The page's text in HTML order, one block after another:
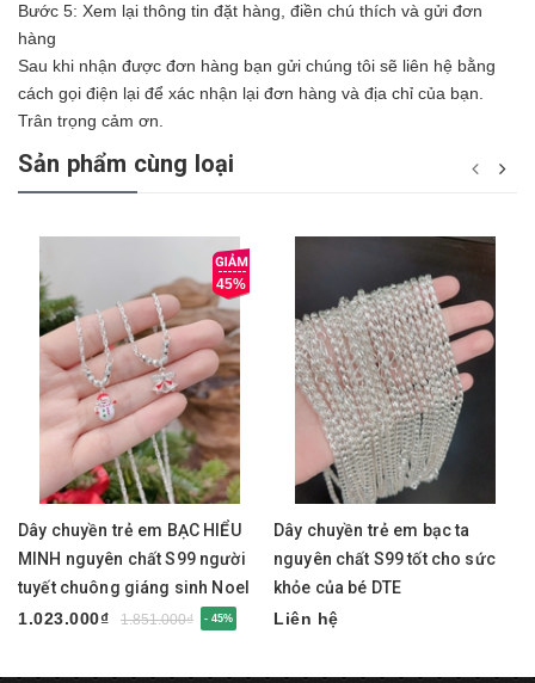
Bước 5: Xem lại thông tin đặt hàng, điền chú thích và gửi đơn
hàng
Sau khi nhận được đơn hàng bạn gửi chúng tôi sẽ liên hệ bằng
cách gọi điện lại để xác nhận lại đơn hàng và địa chỉ của bạn.
Trân trọng cảm ơn.
Sản phẩm cùng loại
45%
Dây chuyền trẻ em BẠC HIỂU
MINH nguyên chất S99 người
tuyết chuông giáng sinh Noel
DTE086
1.023.000₫ 1.851.000₫ - 45%
Dây chuyền trẻ em bạc ta
nguyên chất S99 tốt cho sức
khỏe của bé DTE
Liên hệ